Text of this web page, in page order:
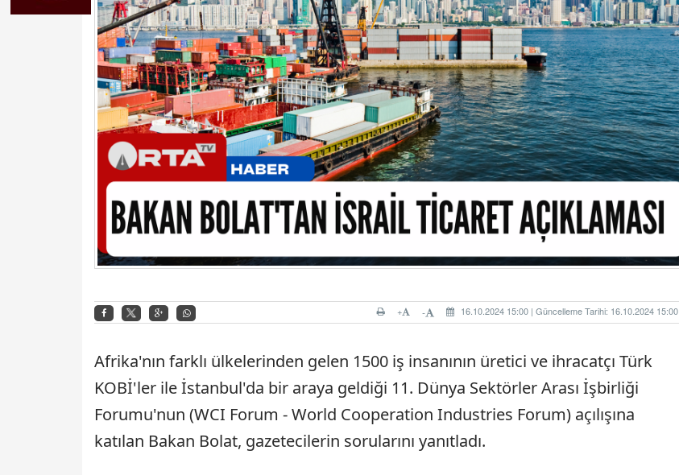
16.10.2024 15:00 | Güncelleme Tarihi: 16.10.2024 15:00
-
+
Afrika'nın farklı ülkelerinden gelen 1500 iş insanının üretici ve ihracatçı Türk
KOBİ'ler ile İstanbul'da bir araya geldiği 11. Dünya Sektörler Arası İşbirliği
Forumu'nun (WCI Forum - World Cooperation Industries Forum) açılışına
katılan Bakan Bolat, gazetecilerin sorularını yanıtladı.